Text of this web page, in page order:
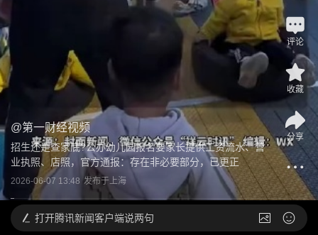
@第一财经视频
招生还是查家底?公办幼儿园报名要家长提供工资流水、营
业执照、店照，官方通报：存在非必要部分，已更正
2026-06-07 13:48 发布于上海
评论
收藏
分享
打开腾讯新闻客户端说两句